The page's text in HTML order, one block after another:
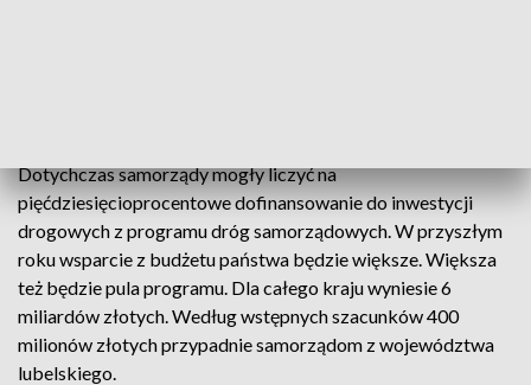
Dotychczas samorządy mogły liczyć na
pięćdziesięcioprocentowe dofinansowanie do inwestycji
drogowych z programu dróg samorządowych. W przyszłym
roku wsparcie z budżetu państwa będzie większe. Większa
też będzie pula programu. Dla całego kraju wyniesie 6
miliardów złotych. Według wstępnych szacunków 400
milionów złotych przypadnie samorządom z województwa
lubelskiego.